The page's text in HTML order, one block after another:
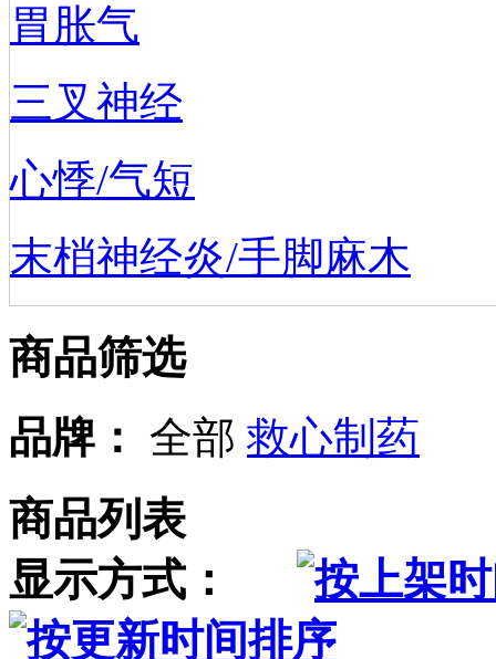
胃胀气
三叉神经
心悸/气短
末梢神经炎/手脚麻木
商品筛选
品牌： 全部 救心制药
商品列表
显示方式：